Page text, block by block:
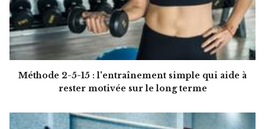
Méthode 2-5-15 : l'entraînement simple qui aide à
rester motivée sur le long terme